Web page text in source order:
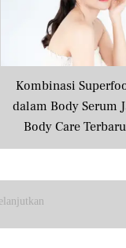
Kombinasi
dalam Body Serum
Body Care
Masyarakat